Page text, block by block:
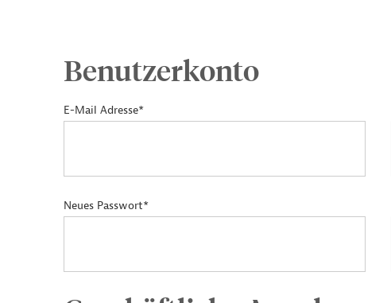
Benutzerkonto
E-Mail Adresse*
Neues Passwort*